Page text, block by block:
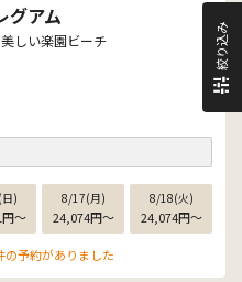
絞り込み
グアム
しい楽園ビーチ
)
円〜
8/17(月)
24,074円〜
8/18(火)
24,074円〜
の予約がありました